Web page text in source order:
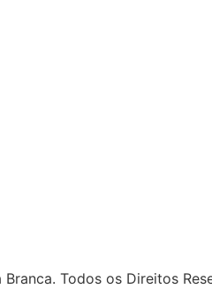
Todos os Direitos